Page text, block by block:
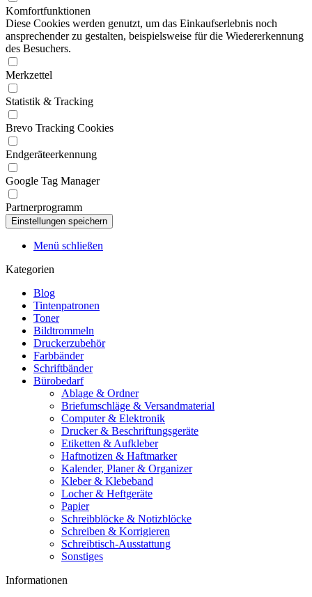
Komfortfunktionen
Diese Cookies werden genutzt, um das Einkaufserlebnis noch
ansprechender zu gestalten, beispielsweise für die Wiedererkennung
des Besuchers.
Merkzettel
Statistik & Tracking
Brevo Tracking Cookies
Endgeräteerkennung
Google Tag Manager
Partnerprogramm
Menü schließen
Kategorien
Blog
Tintenpatronen
Toner
Bildtrommeln
Druckerzubehör
Farbbänder
Schriftbänder
Bürobedarf
Ablage & Ordner
Briefumschläge & Versandmaterial
Computer & Elektronik
Drucker & Beschriftungsgeräte
Etiketten & Aufkleber
Haftnotizen & Haftmarker
Kalender, Planer & Organizer
Kleber & Klebeband
Locher & Heftgeräte
Papier
Schreibblöcke & Notizblöcke
Schreiben & Korrigieren
Schreibtisch-Ausstattung
Sonstiges
Informationen